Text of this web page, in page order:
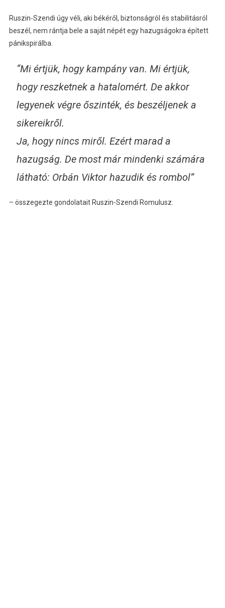
Ruszin-Szendi úgy véli, aki békéről, biztonságról és stabilitásról
beszél, nem rántja bele a saját népét egy hazugságokra épített
pánikspirálba.
“Mi értjük, hogy kampány van. Mi értjük,
hogy reszketnek a hatalomért. De akkor
legyenek végre őszinték, és beszéljenek a
sikereikről.
Ja, hogy nincs miről. Ezért marad a
hazugság. De most már mindenki számára
látható: Orbán Viktor hazudik és rombol”
– összegezte gondolatait Ruszin-Szendi Romulusz.